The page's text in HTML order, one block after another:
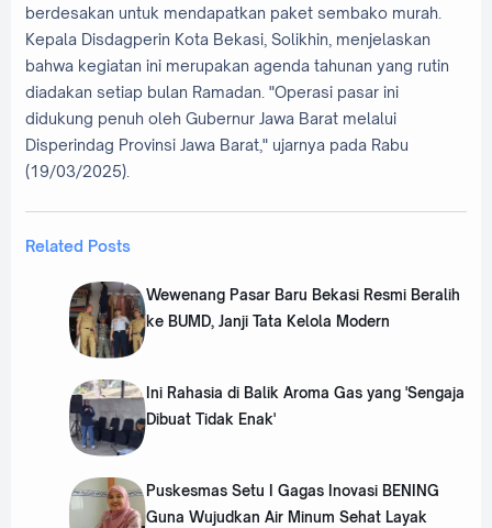
berdesakan untuk mendapatkan paket sembako murah.
Kepala Disdagperin Kota Bekasi, Solikhin, menjelaskan
bahwa kegiatan ini merupakan agenda tahunan yang rutin
diadakan setiap bulan Ramadan. "Operasi pasar ini
didukung penuh oleh Gubernur Jawa Barat melalui
Disperindag Provinsi Jawa Barat," ujarnya pada Rabu
(19/03/2025).
Related Posts
‎Wewenang Pasar Baru Bekasi Resmi Beralih
ke BUMD, Janji Tata Kelola Modern
‎Ini Rahasia di Balik Aroma Gas yang 'Sengaja
Dibuat Tidak Enak'
Puskesmas Setu I Gagas Inovasi BENING
Guna Wujudkan Air Minum Sehat Layak